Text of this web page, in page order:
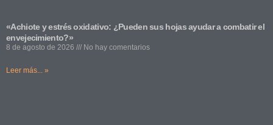
«Achiote y estrés oxidativo: ¿Pueden sus hojas ayudar a combatir el
envejecimiento?»
8 de agosto de 2026 No hay comentarios
Leer más... »